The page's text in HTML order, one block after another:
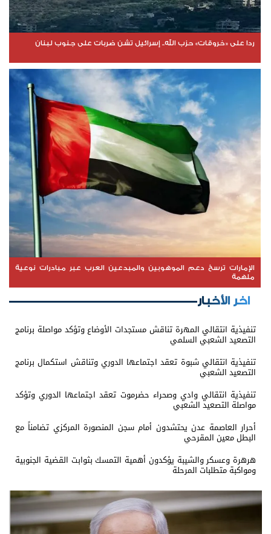
ردا على «خروقات» حزب الله.. إسرائيل تشن ضربات على جنوب لبنان
الإمارات ترسخ دعم الموهوبين والمبدعين العرب عبر مبادرات نوعية
ملهمة
اخر الأخبار
تنفيذية انتقالي المهرة تناقش مستجدات الأوضاع وتؤكد مواصلة برنامج
التصعيد الشعبي السلمي
تنفيذية انتقالي شبوة تعقد اجتماعها الدوري وتناقش استكمال برنامج
التصعيد الشعبي
تنفيذية انتقالي وادي وصحراء حضرموت تعقد اجتماعها الدوري وتؤكد
مواصلة التصعيد الشعبي
أحرار العاصمة عدن يحتشدون أمام سجن المنصورة المركزي تضامناً مع
البطل معين المقرحي
هرهرة وعسكر والشيبة يؤكدون أهمية التمسك بثوابت القضية الجنوبية
ومواكبة متطلبات المرحلة